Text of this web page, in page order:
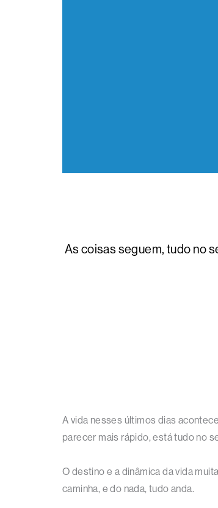
As coisas seguem, tudo no
A vida nesses últimos dias
parecer mais rápido, está tudo no
O destino e a dinâmica da vida
caminha, e do nada, tudo anda.